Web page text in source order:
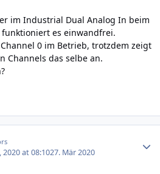
im Industrial Dual Analog In beim
es einwandfrei.
0 im Betrieb, trotzdem zeigt
Channels das selbe an.
2020 at 08:1027. Mär 2020